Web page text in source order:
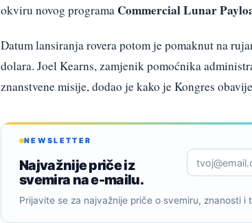
okviru novog programa Commercial Lunar
Datum lansiranja rovera potom je pomaknut na
dolara. Joel Kearns, zamjenik pomoćnika
znanstvene misije, dodao je kako je Kongres
NEWSLETTER
Najvažnije priče iz
svemira na e-mailu.
Prijavite se za najvažnije priče o svemiru, znanosti i